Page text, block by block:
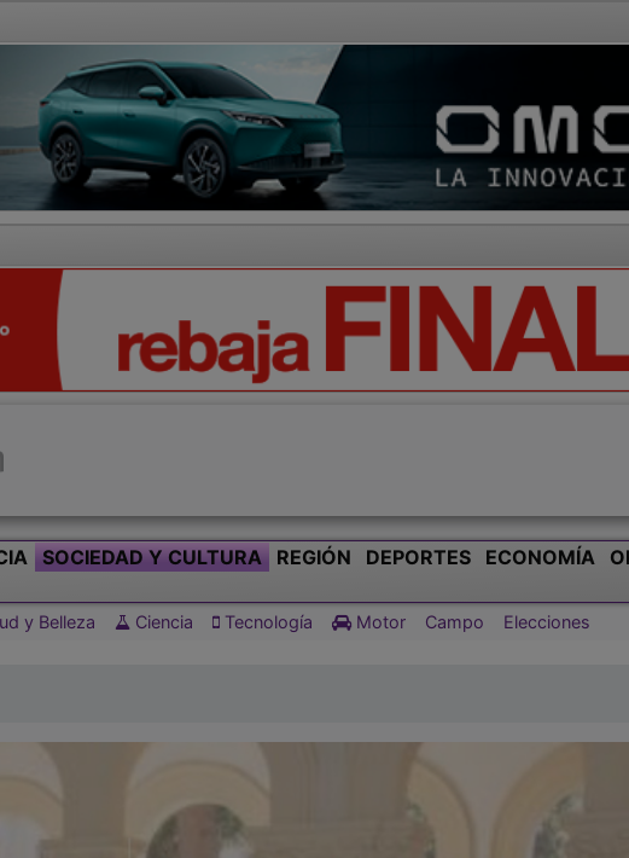
y Belleza Ciencia Tecnología Motor Campo Elecciones